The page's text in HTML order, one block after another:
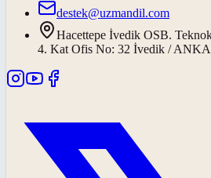
destek@uzmandil.com
Hacettepe İvedik OSB.
4. Kat Ofis No: 32 İvedik /